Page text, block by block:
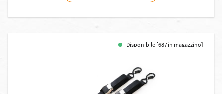
Disponibile [687 in magazzino]